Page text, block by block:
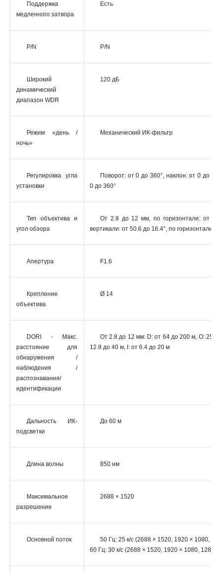
Поддержка
медленного затвора
Есть
P/N P/N
Широкий
динамический
диапазон WDR
120 дБ
Режим «день /
ночь»
Механический ИК-фильтр
Регулировка угла
установки
Поворот: от 0 до 360°, наклон: от 0 до
0 до 360°
Тип объектива и
угол обзора
От 2.8 до 12 мм, по горизонтали: от
вертикали: от 50.6 до 16.4°, по горизонтали:
Апертура F1.6
Крепление
объектива
Ø 14
DORI - Макс.
расстояние для
обнаружения /
наблюдения /
распознавания/
идентификации
От 2.8 до 12 мм: D: от 64 до 200 м, O: 25.4
12.8 до 40 м, I: от 6.4 до 20 м
Дальность ИК-
подсветки
До 60 м
Длина волны 850 нм
Максимальное
разрешение
2688 × 1520
Основной поток
50 Гц: 25 к/с (2688 × 1520, 1920 × 1080,
60 Гц: 30 к/с (2688 × 1520, 1920 × 1080, 1280 ×